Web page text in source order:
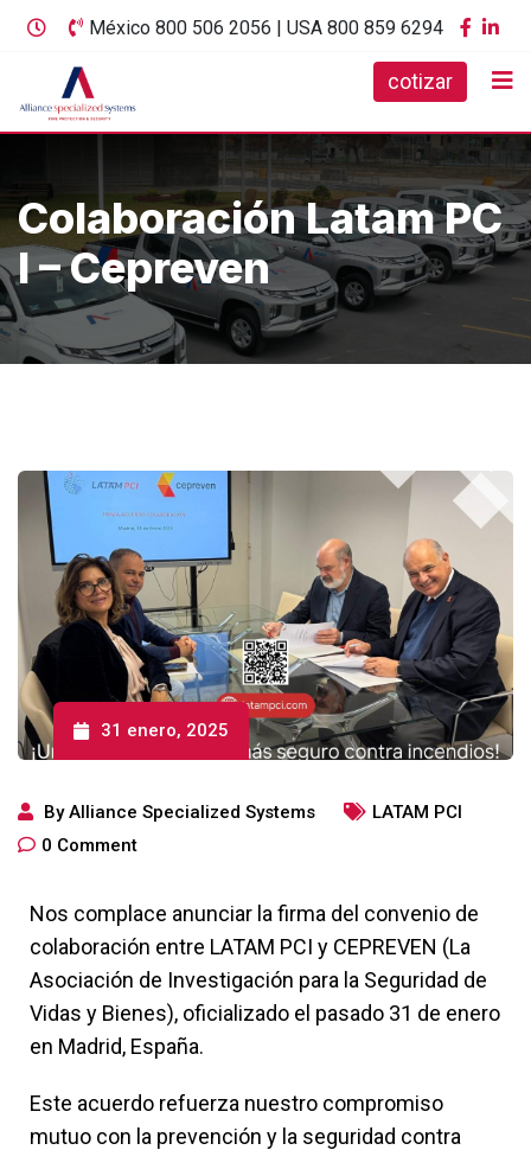
México 800 506 2056 | USA 800 859 6294
cotizar
Colaboración Latam PC
I – Cepreven
31 enero, 2025
ByAlliance Specialized Systems
LATAM PCI
0 Comment
Nos complace anunciar la firma del convenio de
colaboración entre LATAM PCI y CEPREVEN (La
Asociación de Investigación para la Seguridad de
Vidas y Bienes), oficializado el pasado 31 de enero
en Madrid, España.
Este acuerdo refuerza nuestro compromiso
mutuo con la prevención y la seguridad contra